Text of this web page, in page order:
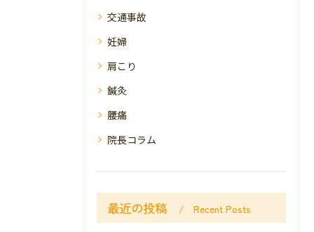
交通事故
妊婦
肩こり
鍼灸
腰痛
院長コラム
最近の投稿 Recent Posts